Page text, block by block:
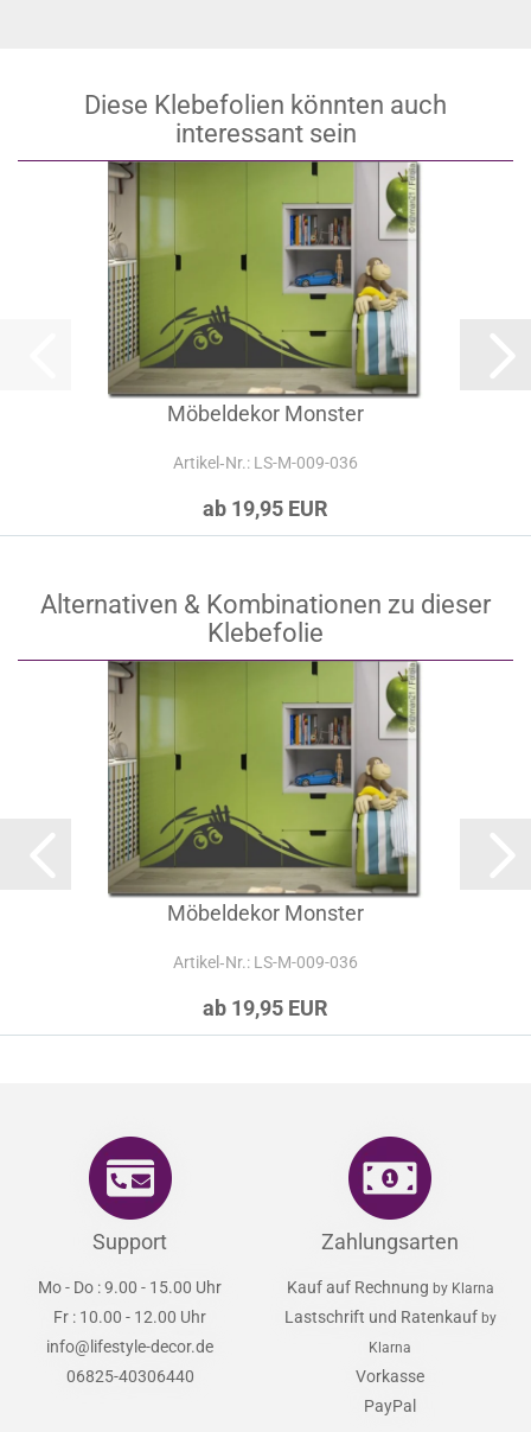
Diese Klebefolien könnten auch
interessant sein
Möbeldekor Monster
Artikel‑Nr.: LS-M-009-036
ab 19,95 EUR
Alternativen & Kombinationen zu dieser
Klebefolie
Möbeldekor Monster
Artikel‑Nr.: LS-M-009-036
ab 19,95 EUR
Support
Mo - Do : 9.00 - 15.00 Uhr
Fr : 10.00 - 12.00 Uhr
info@lifestyle-decor.de
06825-40306440
Zahlungsarten
Kauf auf Rechnung by Klarna
Lastschrift und Ratenkauf by
Klarna
Vorkasse
PayPal